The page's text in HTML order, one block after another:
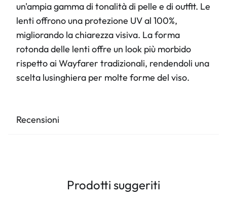
un'ampia gamma di tonalità di pelle e di outfit. Le
lenti offrono una protezione UV al 100%,
migliorando la chiarezza visiva. La forma
rotonda delle lenti offre un look più morbido
rispetto ai Wayfarer tradizionali, rendendoli una
scelta lusinghiera per molte forme del viso.
Recensioni
Prodotti suggeriti